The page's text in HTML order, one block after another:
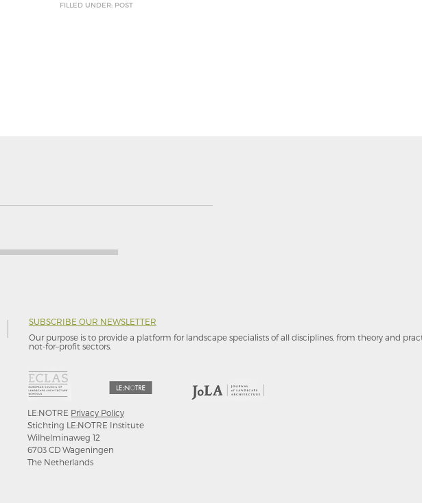
FILLED UNDER: POST
SUBSCRIBE OUR NEWSLETTER
Our purpose is to provide a platform for landscape specialists of all disciplines, from theory and
not-for–profit sectors.
LE:NOTRE Privacy Policy
Stichting LE:NOTRE Institute
Wilhelminaweg 12
6703 CD Wageningen
The Netherlands